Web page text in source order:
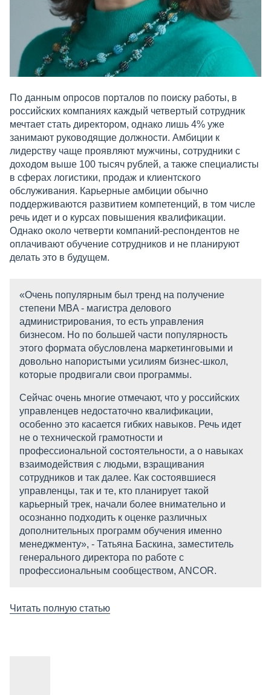
По данным опросов порталов по поиску работы, в
российских компаниях каждый четвертый сотрудник
мечтает стать директором, однако лишь 4% уже
занимают руководящие должности. Амбиции к
лидерству чаще проявляют мужчины, сотрудники с
доходом выше 100 тысяч рублей, а также специалисты
в сферах логистики, продаж и клиентского
обслуживания. Карьерные амбиции обычно
поддерживаются развитием компетенций, в том числе
речь идет и о курсах повышения квалификации.
Однако около четверти компаний-респондентов не
оплачивают обучение сотрудников и не планируют
делать это в будущем.
«Очень популярным был тренд на получение
степени MBA - магистра делового
администрирования, то есть управления
бизнесом. Но по большей части популярность
этого формата обусловлена маркетинговыми и
довольно напористыми усилиям бизнес-школ,
которые продвигали свои программы.
Сейчас очень многие отмечают, что у российских
управленцев недостаточно квалификации,
особенно это касается гибких навыков. Речь идет
не о технической грамотности и
профессиональной состоятельности, а о навыках
взаимодействия с людьми, взращивания
сотрудников и так далее. Как состоявшиеся
управленцы, так и те, кто планирует такой
карьерный трек, начали более внимательно и
осознанно подходить к оценке различных
дополнительных программ обучения именно
менеджменту», - Татьяна Баскина, заместитель
генерального директора по работе с
профессиональным сообществом, ANCOR.
Читать полную статью